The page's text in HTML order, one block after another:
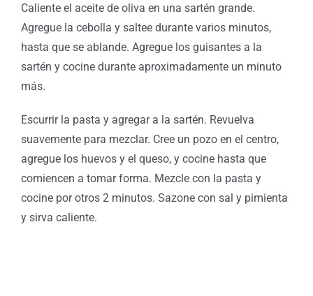
Caliente el aceite de oliva en una sartén grande.
Agregue la cebolla y saltee durante varios minutos,
hasta que se ablande. Agregue los guisantes a la
sartén y cocine durante aproximadamente un minuto
más.
Escurrir la pasta y agregar a la sartén. Revuelva
suavemente para mezclar. Cree un pozo en el centro,
agregue los huevos y el queso, y cocine hasta que
comiencen a tomar forma. Mezcle con la pasta y
cocine por otros 2 minutos. Sazone con sal y pimienta
y sirva caliente.